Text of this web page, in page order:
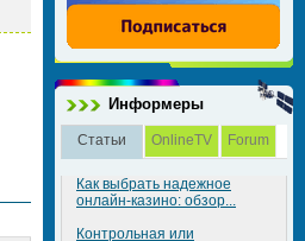
Информеры
Статьи OnlineTV Forum
Как выбрать надежное
онлайн-казино: обзор...
Контрольная или